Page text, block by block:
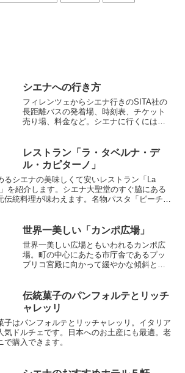
シエナへの行き方
フィレンツェからシエナ行きのSITA社の
長距離バスの発着場、時刻表、チケット
売り場、料金など。シエナに行くにはプ
レストラン「ラ・タベルナ・デ
ル・カピターノ」
るシエナの美味しくて安いレストラン「La
を紹介します。シエナ大聖堂のすぐ脇にある
伝統料理が味わえます。名物パスタ「ピーチ」
世界一美しい「カンポ広場」
世界一美しい広場ともいわれるカンポ広
場。町の中心にあたる市庁舎であるプッ
ブリコ宮殿に向かって緩やかな傾斜とな
す。
伝統菓子のパンフォルテとリッチ
ャレッリ
子はパンフォルテとリッチャレッリ。イタリア
気ドルチェです。日本へのお土産にも最適。老
購入できます。